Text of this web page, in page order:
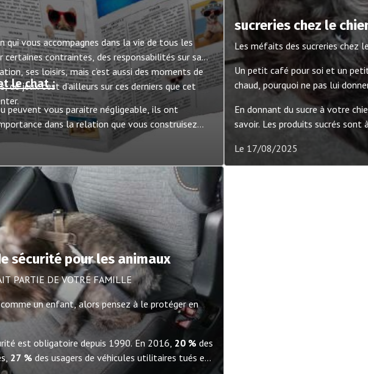
qui vous accompagnes dans la vie de tous les
certaines contraintes, des responsabilités sur sa
ses loisirs, mais c’est aussi des moments de
de jeux c’est d’ailleurs sur ces derniers que cet
le chat :
peuvent vous paraitre négligeable, ils ont
dans la relation que vous construisez
Joué avec lui vous permettra de développer
et partager des instants unique.
sucreries chez le
Les méfaits des sucreries chez
Un petit café pour soi et un
chaud, pourquoi ne pas lui
En donnant du sucre à votre
savoir. Les produits sucrés sont
Le 17/08/2025
sécurité pour les animaux
PARTIE DE VOTRE FAMILLE
un enfant, alors pensez à le protéger en
est obligatoire depuis 1990. En 2016, 20 % des
27 % des usagers de véhicules utilitaires tués et